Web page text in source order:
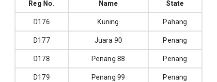
Reg No. Name State
D176 Kuning Pahang
D177 Juara 90 Penang
D178 Penang 88 Penang
D179 Penang 99 Penang